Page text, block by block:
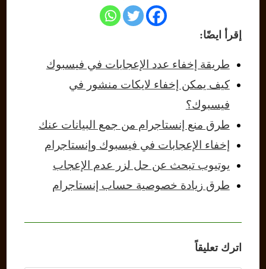
إقرأ ايضًا:
طريقة إخفاء عدد الإعجابات في فيسبوك
كيف يمكن إخفاء لايكات منشور في
فيسبوك؟
طرق منع إنستاجرام من جمع البيانات عنك
إخفاء الإعجابات في فيسبوك وإنستاجرام
يوتيوب تبحث عن حل لزر عدم الإعجاب
طرق زيادة خصوصية حساب إنستاجرام
اترك تعليقاً